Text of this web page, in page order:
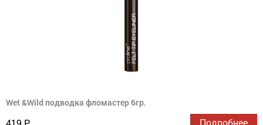
Wet &Wild подводка фломастер 6гр.